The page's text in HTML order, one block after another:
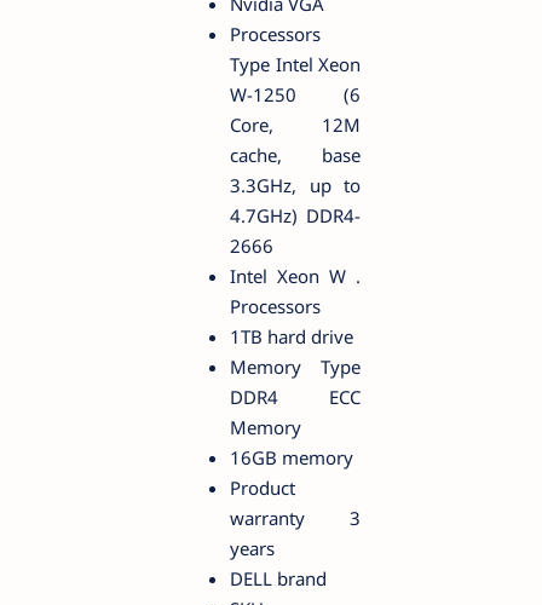
Processors
Type Intel Xeon
W-1250 (6
Core, 12M
cache, base
3.3GHz, up to
4.7GHz) DDR4-
2666
Intel Xeon W .
Processors
1TB hard drive
Memory Type
DDR4 ECC
Memory
16GB memory
Product
warranty 3
years
DELL brand